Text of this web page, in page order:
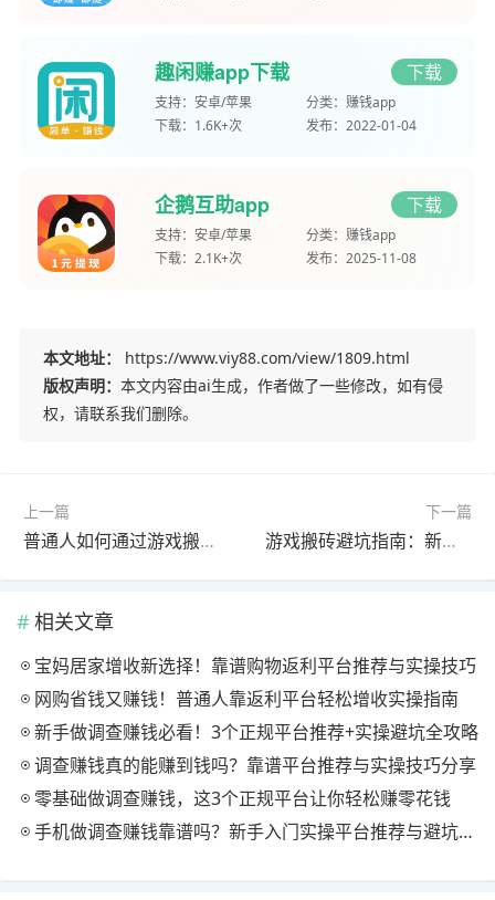
趣闲赚app下载 下载
支持： 安卓/苹果 分类： 赚钱app
下载： 1.6K+次 发布： 2022-01-04
企鹅互助app 下载
支持： 安卓/苹果 分类： 赚钱app
下载： 2.1K+次 发布： 2025-11-08
本文地址：
https://www.viy88.com/view/1809.html
版权声明： 本文内容由ai生成，作者做了一些修改，如有侵
权，请联系我们删除。
上一篇
普通人如何通过游戏搬砖月入过万？实战经验分享
下一篇
游戏搬砖避坑指南：新手必知的三大风险与应对策略
相关文章
宝妈居家增收新选择！靠谱购物返利平台推荐与实操技巧
网购省钱又赚钱！普通人靠返利平台轻松增收实操指南
新手做调查赚钱必看！3个正规平台推荐+实操避坑全攻略
调查赚钱真的能赚到钱吗？靠谱平台推荐与实操技巧分享
零基础做调查赚钱，这3个正规平台让你轻松赚零花钱
手机做调查赚钱靠谱吗？新手入门实操平台推荐与避坑指南